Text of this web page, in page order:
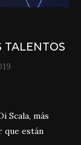
TALENTOS
Scala, más
que están